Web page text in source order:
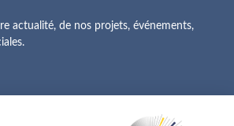
actualité, de nos projets, événements,